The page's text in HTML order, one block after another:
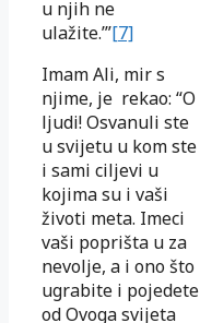
u njih ne
ulažite.’”[7]
Imam Ali, mir s
njime, je rekao: “O
ljudi! Osvanuli ste
u svijetu u kom ste
i sami ciljevi u
kojima su i vaši
životi meta. Imeci
vaši poprišta u za
nevolje, a i ono što
ugrabite i pojedete
od Ovoga svijeta